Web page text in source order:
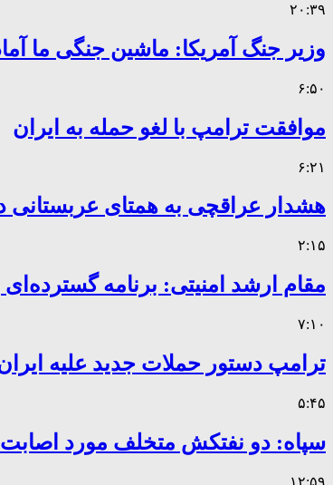
۲۰:۳۹
وزیر جنگ آمریکا: ماشین جنگی ما
۶:۵۰
موافقت ترامپ با لغو حمله به ایران
۶:۲۱
هشدار عراقچی به همتای عربستانی
۲:۱۵
مقام ارشد امنیتی: برنامه گسترده‌ای
۷:۱۰
ترامپ دستور حملات جدید علیه
۵:۴۵
سپاه: دو نفتکش متخلف مورد
۱۲:۵۹